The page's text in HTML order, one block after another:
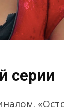
серии